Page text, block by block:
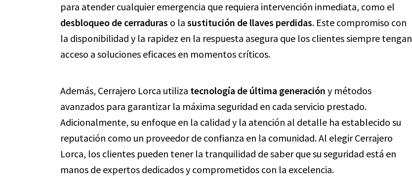
para atender cualquier emergencia que requiera intervención inmediata, como el
desbloqueo de cerraduras o la sustitución de llaves perdidas. Este compromiso con
la disponibilidad y la rapidez en la respuesta asegura que los clientes siempre tengan
acceso a soluciones eficaces en momentos críticos.
Además, Cerrajero Lorca utiliza tecnología de última generación y métodos
avanzados para garantizar la máxima seguridad en cada servicio prestado.
Adicionalmente, su enfoque en la calidad y la atención al detalle ha establecido su
reputación como un proveedor de confianza en la comunidad. Al elegir Cerrajero
Lorca, los clientes pueden tener la tranquilidad de saber que su seguridad está en
manos de expertos dedicados y comprometidos con la excelencia.